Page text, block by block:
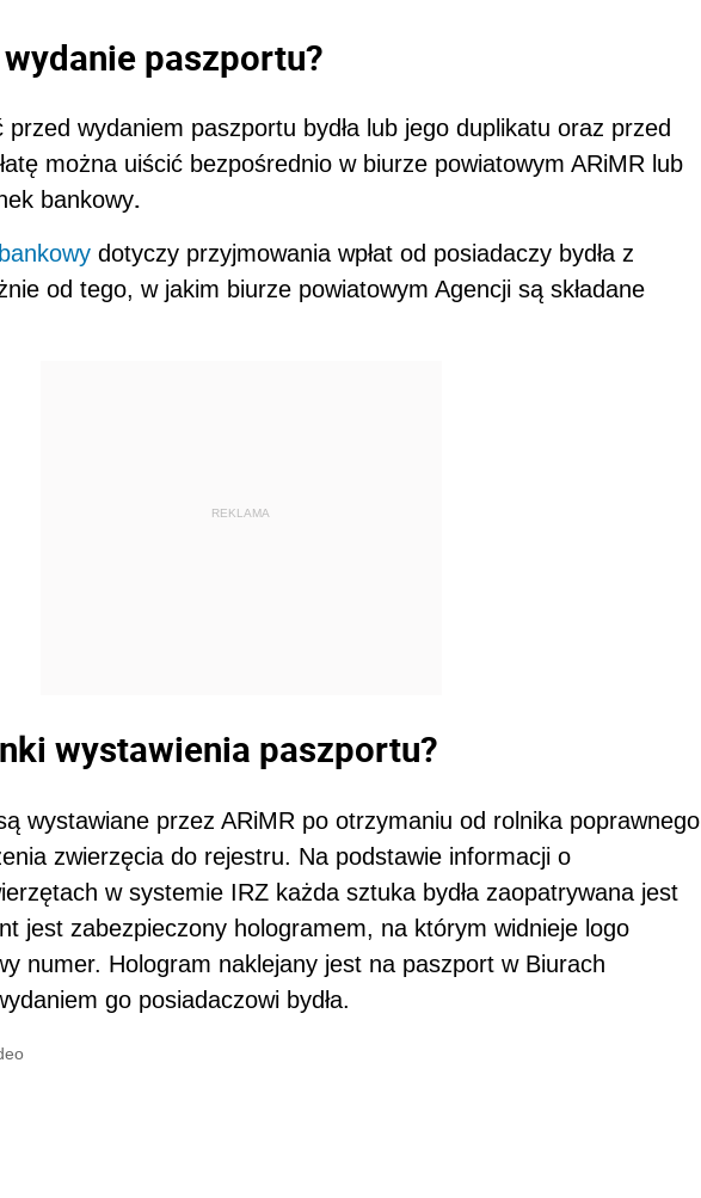
paszportu?
przed wydaniem paszportu bydła lub jego duplikatu oraz przed
można uiścić bezpośrednio w biurze powiatowym ARiMR lub
bankowy.
dotyczy przyjmowania wpłat od posiadaczy bydła z
od tego, w jakim biurze powiatowym Agencji są składane
REKLAMA
wystawienia paszportu?
wystawiane przez ARiMR po otrzymaniu od rolnika poprawnego
zwierzęcia do rejestru. Na podstawie informacji o
w systemie IRZ każda sztuka bydła zaopatrywana jest
jest zabezpieczony hologramem, na którym widnieje logo
numer. Hologram naklejany jest na paszport w Biurach
go posiadaczowi bydła.